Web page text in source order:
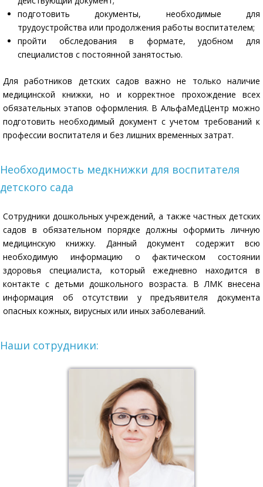
подготовить документы, необходимые для
трудоустройства или продолжения работы воспитателем;
пройти обследования в формате, удобном для
специалистов с постоянной занятостью.
Для работников детских садов важно не только наличие
медицинской книжки, но и корректное прохождение всех
обязательных этапов оформления. В АльфаМедЦентр можно
подготовить необходимый документ с учетом требований к
профессии воспитателя и без лишних временных затрат.
Необходимость медкнижки для воспитателя
детского сада
Сотрудники дошкольных учреждений, а также частных детских
садов в обязательном порядке должны оформить личную
медицинскую книжку. Данный документ содержит всю
необходимую информацию о фактическом состоянии
здоровья специалиста, который ежедневно находится в
контакте с детьми дошкольного возраста. В ЛМК внесена
информация об отсутствии у предъявителя документа
опасных кожных, вирусных или иных заболеваний.
Наши сотрудники: